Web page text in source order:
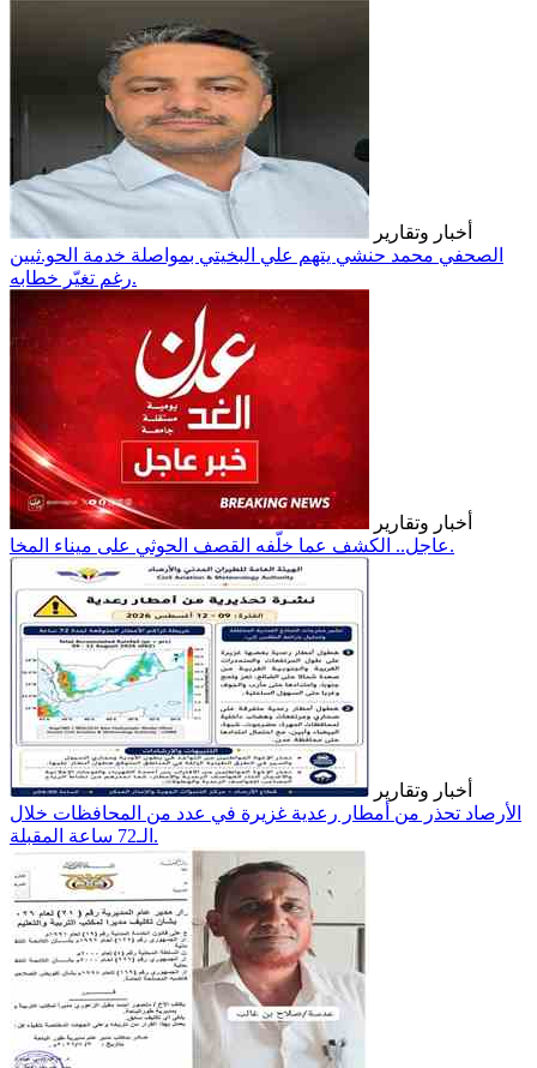
أخبار وتقارير
الصحفي محمد حنشي يتهم علي البخيتي بمواصلة خدمة الحو.ثيين
رغم تغيّر خطابه.
أخبار وتقارير
عاجل.. الكشف عما خلّفه القصف الحوثي على ميناء المخا.
أخبار وتقارير
الأرصاد تحذر من أمطار رعدية غزيرة في عدد من المحافظات خلال
الـ72 ساعة المقبلة.